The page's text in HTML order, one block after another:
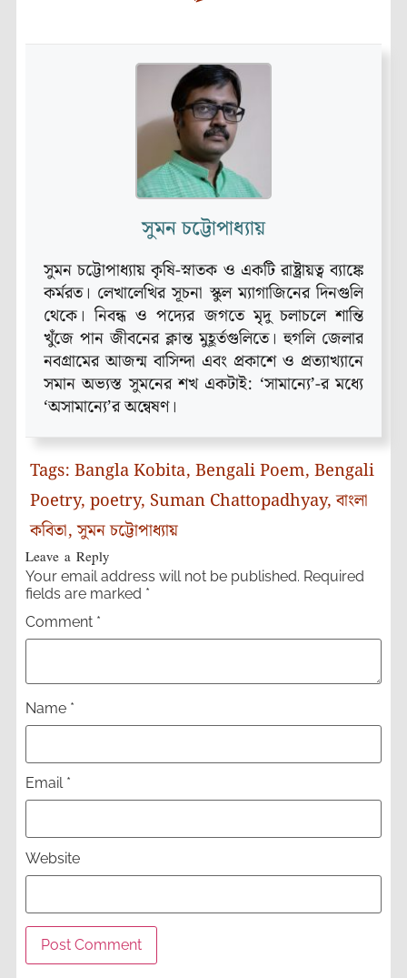
সুমন চট্টোপাধ্যায়
সুমন চট্টোপাধ্যায় কৃষি-স্নাতক ও একটি রাষ্ট্রায়ত্ব ব্যাঙ্কে
কর্মরত। লেখালেখির সূচনা স্কুল ম্যাগাজিনের দিনগুলি
থেকে। নিবন্ধ ও পদ্যের জগতে মৃদু চলাচলে শান্তি
খুঁজে পান জীবনের ক্লান্ত মুহূর্তগুলিতে। হুগলি জেলার
নবগ্রামের আজন্ম বাসিন্দা এবং প্রকাশে ও প্রত্যাখ্যানে
সমান অভ্যস্ত সুমনের শখ একটাই: ‘সামান্যে’-র মধ্যে
‘অসামান্যে’র অন্বেষণ।
Tags: Bangla Kobita, Bengali Poem, Bengali
Poetry, poetry, Suman Chattopadhyay,বাংলা
কবিতা,সুমন চট্টোপাধ্যায়
Leave a Reply
Your email address will not be published. Required
fields are marked *
Comment *
Name *
Email *
Website